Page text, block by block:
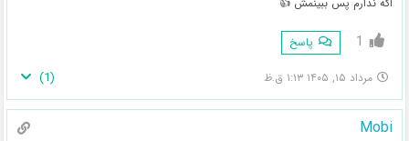
1 پاسخ
مرداد ۱۵, ۱۴۰۵ ۱:۱۳ ق.ظ (
1
)
Mobi